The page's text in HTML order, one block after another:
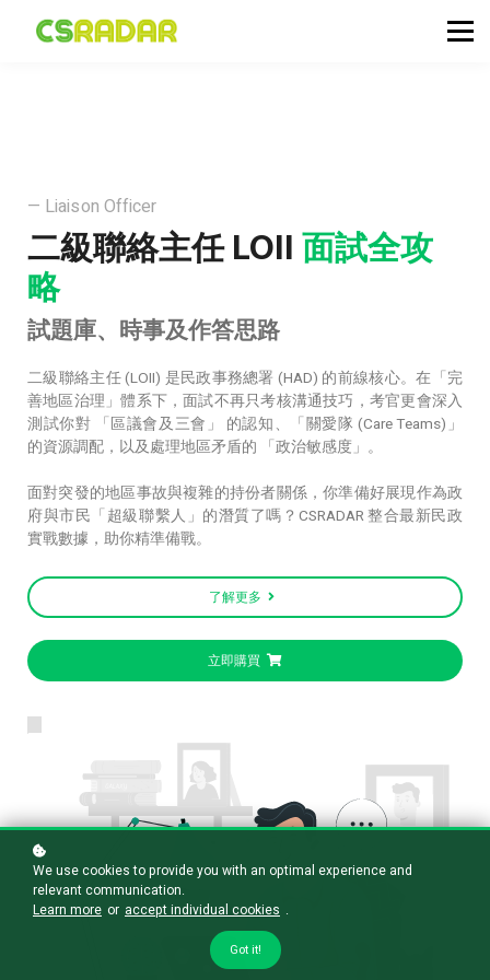
公務員投考資訊
— Liaison Officer
二級聯絡主任 LOII 面試全攻
略
試題庫、時事及作答思路
二級聯絡主任 (LOII) 是民政事務總署 (HAD) 的前線核心。在「完
善地區治理」體系下，面試不再只考核溝通技巧，考官更會深入
測試你對 「區議會及三會」 的認知、「關愛隊 (Care Teams)」
的資源調配，以及處理地區矛盾的 「政治敏感度」。
面對突發的地區事故與複雜的持份者關係，你準備好展現作為政
府與市民「超級聯繫人」的潛質了嗎？CSRADAR 整合最新民政
實戰數據，助你精準備戰。
了解更多
立即購買
We use cookies to provide you with an optimal experience and
relevant communication.
Learn more or accept individual cookies .
Got it!